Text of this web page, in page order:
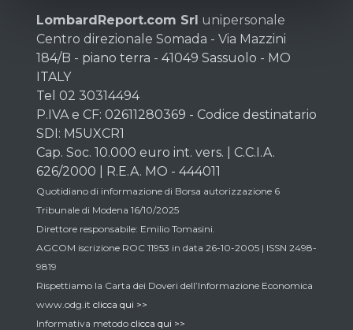
LombardReport.com Srl unipersonale
Centro direzionale Somada - Via Mazzini
184/B - piano terra - 41049 Sassuolo - MO
ITALY
Tel 02 30314494
P.IVA e CF: 02611280369 - Codice destinatario
SDI: M5UXCR1
Cap. Soc. 10.000 euro int. vers. | C.C.I.A.
626/2000 | R.E.A. MO - 444011
Quotidiano di informazione di Borsa autorizzazione 6
Tribunale di Modena 16/10/2025
Direttore responsabile: Emilio Tomasini.
AGCOM iscrizione ROC 11953 in data 26-10-2005 | ISSN 2498-
9819
Rispettiamo la Carta dei Doveri dell’Informazione Economica
www.odg.it clicca qui >>
Informativa metodo clicca qui >>